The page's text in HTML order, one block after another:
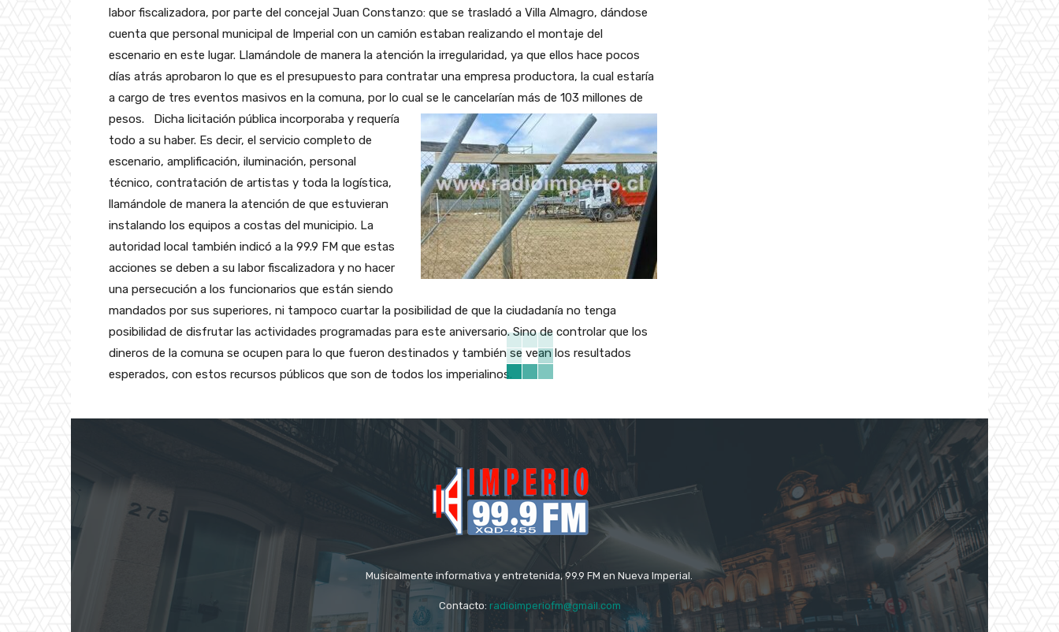
labor fiscalizadora, por parte del concejal Juan Constanzo: que se trasladó a Villa Almagro, dándose
cuenta que personal municipal de Imperial con un camión estaban realizando el montaje del
escenario en este lugar. Llamándole de manera la atención la irregularidad, ya que ellos hace pocos
días atrás aprobaron lo que es el presupuesto para contratar una empresa productora, la cual estaría
a cargo de tres eventos masivos en la comuna, por lo cual se le cancelarían más de 103 millones de
pesos. Dicha licitación pública incorporaba y requería
todo a su haber. Es decir, el servicio completo de
escenario, amplificación, iluminación, personal
técnico, contratación de artistas y toda la logística,
llamándole de manera la atención de que estuvieran
instalando los equipos a costas del municipio. La
autoridad local también indicó a la 99.9 FM que estas
acciones se deben a su labor fiscalizadora y no hacer
una persecución a los funcionarios que están siendo
mandados por sus superiores, ni tampoco cuartar la posibilidad de que la ciudadanía no tenga
posibilidad de disfrutar las actividades programadas para este aniversario. Sino de controlar que los
dineros de la comuna se ocupen para lo que fueron destinados y también se vean los resultados
esperados, con estos recursos públicos que son de todos los imperialinos.
Musicalmente informativa y entretenida, 99.9 FM en Nueva Imperial.
Contacto: radioimperiofm@gmail.com